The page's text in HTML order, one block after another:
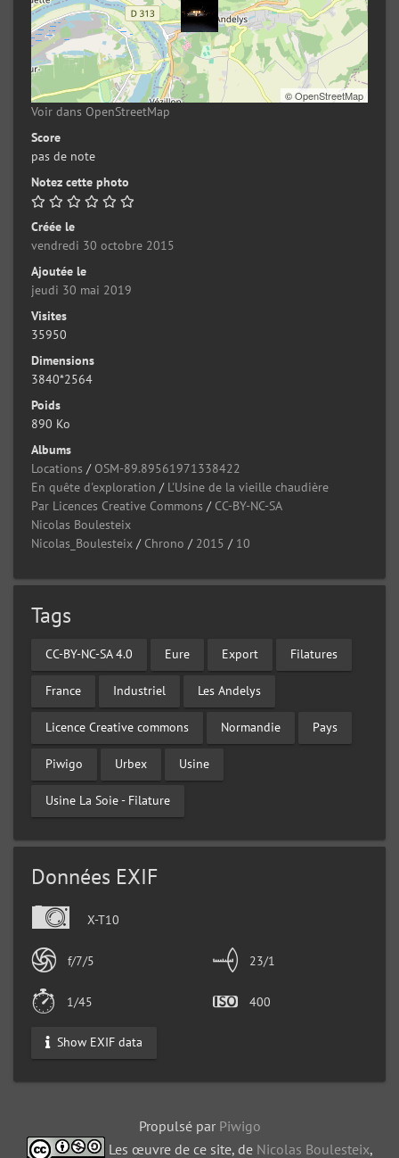
©OpenStreetMap
Voir dans OpenStreetMap
Score
pas de note
Notez cette photo
Créée le
vendredi 30 octobre 2015
Ajoutée le
jeudi 30 mai 2019
Visites
35950
Dimensions
3840*2564
Poids
890 Ko
Albums
Locations / OSM-89.89561971338422
En quête d'exploration / L'Usine de la vieille chaudière
Par Licences Creative Commons / CC-BY-NC-SA
Nicolas Boulesteix
Nicolas_Boulesteix / Chrono / 2015 / 10
Tags
CC-BY-NC-SA 4.0 Eure Export Filatures
France Industriel Les Andelys
Licence Creative commons Normandie Pays
Piwigo Urbex Usine
Usine La Soie - Filature
Données EXIF
X-T10
f/7/5 23/1
1/45 400
Show EXIF data
Propulsé par Piwigo
Les œuvre de ce site, de Nicolas Boulesteix,